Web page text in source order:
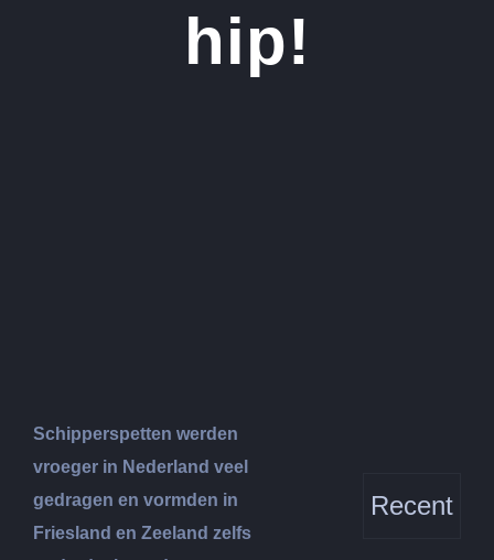
hip!
Schipperspetten werden
vroeger in Nederland veel
gedragen en vormden in
Friesland en Zeeland zelfs
Recent